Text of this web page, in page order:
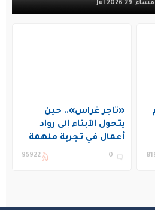
«تاجر غراس».. حين
يتحول الأبناء إلى رواد
أعمال في تجربة ملهمة
بنادي غراس الصيفي
0
95922